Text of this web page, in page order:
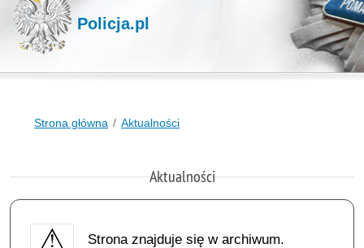
Policja.pl
Strona główna Aktualności
Aktualności
Strona znajduje się w archiwum.